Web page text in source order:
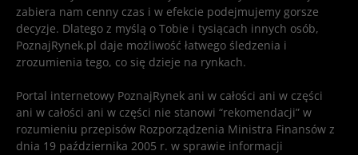
zabiera nam cenny czas i w efekcie podejmujemy gorsze
decyzje. Dlatego z myślą o Tobie i tysiącach innych osób,
PoznajRynek.pl daje możliwość łatwego śledzenia i
zrozumienia tego, co się dzieje na rynkach.
Portal internetowy PoznajRynek ani w całości ani w części
ani w całości ani w części nie stanowi “rekomendacji” w
rozumieniu przepisów Rozporządzenia Ministra Finansów z
dnia 19 października 2005 r. w sprawie informacji